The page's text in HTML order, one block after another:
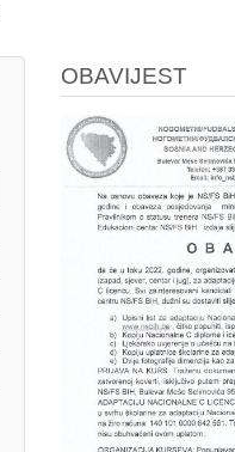
OBAVIJEST